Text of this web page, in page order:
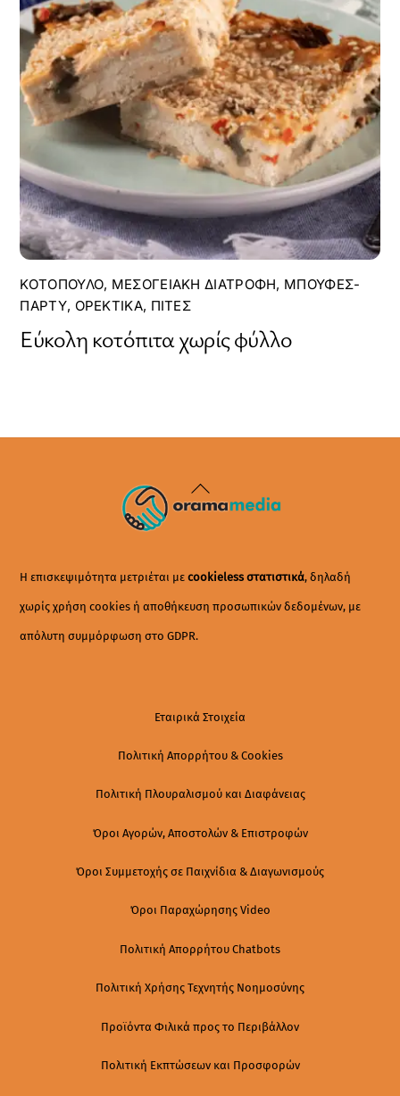
ΚΟΤΌΠΟΥΛΟ, ΜΕΣΟΓΕΙΑΚΉ ΔΙΑΤΡΟΦΉ, ΜΠΟΥΦΈΣ-
ΠΆΡΤΥ, ΟΡΕΚΤΙΚΆ, ΠΊΤΕΣ
Εύκολη κοτόπιτα χωρίς φύλλο
Back
To
Η επισκεψιμότητα μετριέται μεcookieless στατιστικά, δηλαδή
χωρίς χρήση cookies ή αποθήκευση προσωπικών δεδομένων, με
απόλυτη συμμόρφωση στο GDPR.
Εταιρικά Στοιχεία
Πολιτική Απορρήτου & Cookies
Πολιτική Πλουραλισμού και Διαφάνειας
Όροι Αγορών, Αποστολών & Επιστροφών
Όροι Συμμετοχής σε Παιχνίδια & Διαγωνισμούς
Όροι Παραχώρησης Video
Πολιτική Απορρήτου Chatbots
Πολιτική Χρήσης Τεχνητής Νοημοσύνης
Προϊόντα Φιλικά προς το Περιβάλλον
Πολιτική Εκπτώσεων και Προσφορών